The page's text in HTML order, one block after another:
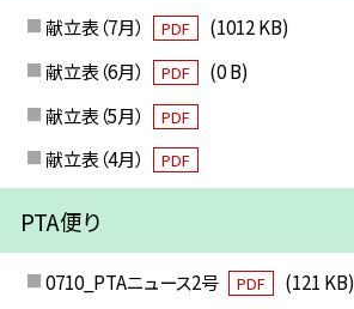
献立表（7月） PDF
(1012 KB)
献立表（6月）
PDF
(0 B)
献立表（5月）
PDF
献立表（4月） PDF
PTA便り
0710_PTAニュース2号 PDF (121 KB)